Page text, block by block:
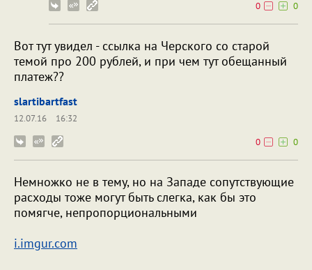
0
0
Вот тут увидел - ссылка на Черского со старой
темой про 200 рублей, и при чем тут обещанный
платеж??
slartibartfast
12.07.16
16:32
0
0
Немножко не в тему, но на Западе сопутствующие
расходы тоже могут быть слегка, как бы это
помягче, непропорциональными
i.imgur.com